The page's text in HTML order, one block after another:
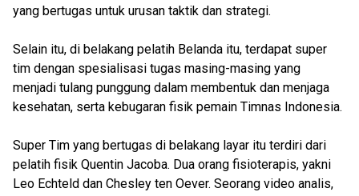
yang bertugas untuk urusan taktik dan strategi.
Selain itu, di belakang pelatih Belanda itu, terdapat super
tim dengan spesialisasi tugas masing-masing yang
menjadi tulang punggung dalam membentuk dan menjaga
kesehatan, serta kebugaran fisik pemain Timnas Indonesia.
Super Tim yang bertugas di belakang layar itu terdiri dari
pelatih fisik Quentin Jacoba. Dua orang fisioterapis, yakni
Leo Echteld dan Chesley ten Oever. Seorang video analis,